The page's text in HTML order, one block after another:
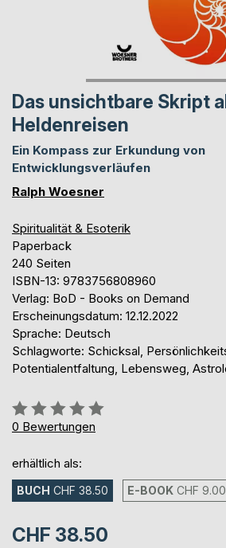
Das unsichtbare Skript
Heldenreisen
Ein Kompass zur Erkundung von
Entwicklungsverläufen
Ralph Woesner
Spiritualität & Esoterik
Paperback
240 Seiten
ISBN-13: 9783756808960
Verlag: BoD - Books on Demand
Erscheinungsdatum: 12.12.2022
Sprache: Deutsch
Schlagworte: Schicksal,
Potentialentfaltung, Lebensweg,
Bewertung::
0%
0 Bewertungen
erhältlich als:
BUCH CHF 38.50 E-BOOK CHF 9.00
CHF 38.50